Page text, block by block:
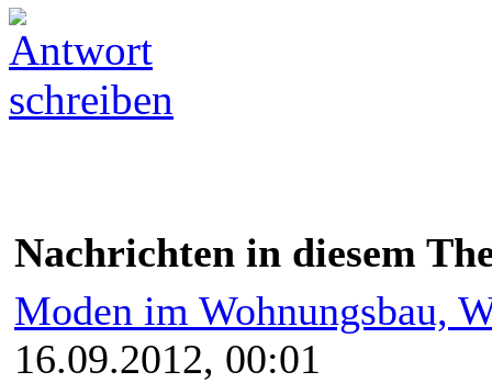
Nachrichten in diesem
Moden im Wohnungsbau,
16.09.2012, 00:01